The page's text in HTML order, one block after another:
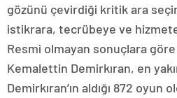
gözünü çevirdiği kritik ara
istikrara, tecrübeye ve hizmete
Resmi olmayan sonuçlara göre
Kemalettin Demirkıran, en
Demirkıran’ın aldığı 872 oyun